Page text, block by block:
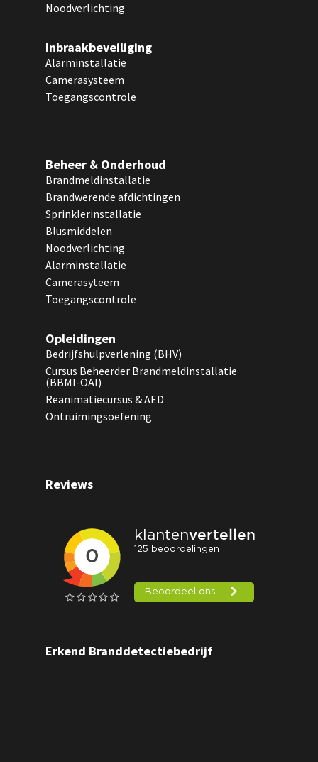
Noodverlichting
Inbraakbeveiliging
Alarminstallatie
Camerasysteem
Toegangscontrole
Beheer & Onderhoud
Brandmeldinstallatie
Brandwerende afdichtingen
Sprinklerinstallatie
Blusmiddelen
Noodverlichting
Alarminstallatie
Camerasyteem
Toegangscontrole
Opleidingen
Bedrijfshulpverlening (BHV)
Cursus Beheerder Brandmeldinstallatie
(BBMI-OAI)
Reanimatiecursus & AED
Ontruimingsoefening
Reviews
Erkend Branddetectiebedrijf